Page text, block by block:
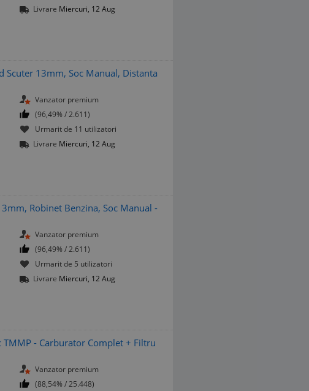
Livrare Miercuri, 12 Aug
Scuter 13mm, Soc Manual, Distanta
Vanzator premium
(96,49% / 2.611)
Urmarit de 11 utilizatori
Livrare Miercuri, 12 Aug
Robinet Benzina, Soc Manual -
Vanzator premium
(96,49% / 2.611)
Urmarit de 5 utilizatori
Livrare Miercuri, 12 Aug
- Carburator Complet + Filtru
Vanzator premium
(88,54% / 25.448)